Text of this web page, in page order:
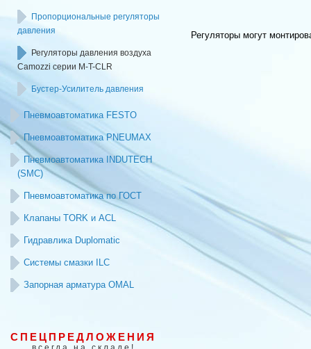
Пропорциональные регуляторы
давления
Регуляторы давления воздуха
Camozzi серии M-T-CLR
Бустер-Усилитель давления
Пневмоавтоматика FESTO
Пневмоавтоматика PNEUMAX
Пневмоавтоматика INDUTECH
(SMC)
Пневмоавтоматика по ГОСТ
Клапаны TORK и ACL
Гидравлика Duplomatic
Системы смазки ILC
Запорная арматура OMAL
СПЕЦПРЕДЛОЖЕНИЯ
Регуляторы могут